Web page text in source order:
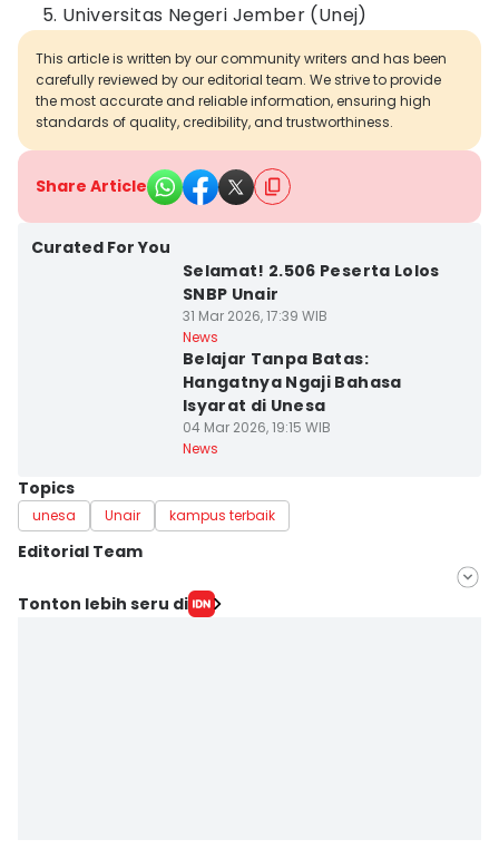
Universitas Negeri Jember (Unej)
This article is written by our community writers and has been
carefully reviewed by our editorial team. We strive to provide
the most accurate and reliable information, ensuring high
standards of quality, credibility, and trustworthiness.
Share Article
Curated For You
Selamat! 2.506 Peserta Lolos
SNBP Unair
31 Mar 2026, 17:39 WIB
News
Belajar Tanpa Batas:
Hangatnya Ngaji Bahasa
Isyarat di Unesa
04 Mar 2026, 19:15 WIB
News
Topics
unesa Unair kampus terbaik
Editorial Team
Editor
Tonton lebih seru di